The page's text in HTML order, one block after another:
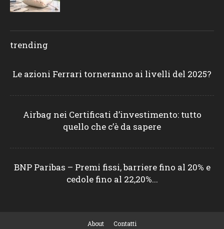
trending
Le azioni Ferrari torneranno ai livelli del 2025?
Airbag nei Certificati d’investimento: tutto
quello che c’è da sapere
BNP Paribas – Premi fissi, barriere fino al 20% e
cedole fino al 22,20%...
About Contatti